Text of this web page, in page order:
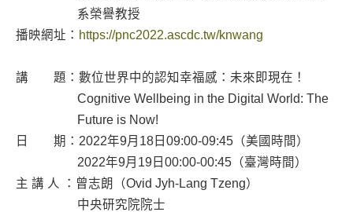
系榮譽教授
播映網址： https://pnc2022.ascdc.tw/knwang
講 題：數位世界中的認知幸福感：未來即現在！
Cognitive Wellbeing in the Digital World: The
Future is Now!
日 期：2022年9月18日09:00-09:45（美國時間）
2022年9月19日00:00-00:45（臺灣時間）
主 講 人 ：曾志朗（Ovid Jyh-Lang Tzeng）
中央研究院院士